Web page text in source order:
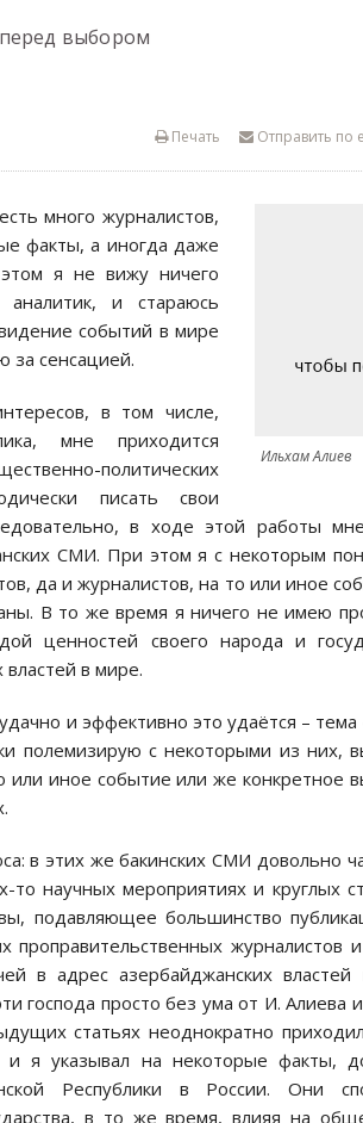
выбором
Отправить по
Печать
Ильхам Алиев
много журналистов,
факты, а иногда даже
я не вижу ничего
и стараюсь
событий в мире
за сенсацией.
в том числе,
мне приходится
политических
писать свои
в ходе этой работы
СМИ. При этом я с некоторым
да и журналистов, на то или иное
В то же время я ничего не имею
ценностей своего народа и
в мире.
и эффективно это удаётся –
полемизирую с некоторыми из них,
иное событие или же конкретное
в этих же бакинских СМИ довольно
научных мероприятиях и круглых
подавляющее большинство
проправительственных журналистов
в адрес азербайджанских властей
господа просто без ума от И.
статьях неоднократно
и я указывал на некоторые факты,
Республики в России. Они
в то же время, влияя на